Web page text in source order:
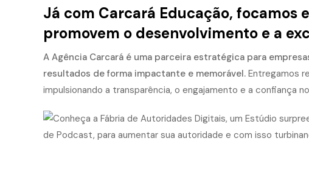
Já com Carcará Educação, focamos
promovem o desenvolvimento e a
A Agência Carcará é uma parceira estratégica para
resultados de forma impactante e memorável.Entregamos
impulsionando a transparência, o engajamento e a confiança